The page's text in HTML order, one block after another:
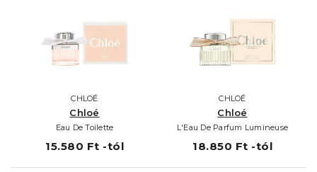
CHLOÉ
Chloé
Eau De Toilette
15.580 Ft -tól
CHLOÉ
Chloé
L'Eau De Parfum Lumineuse
18.850 Ft -tól